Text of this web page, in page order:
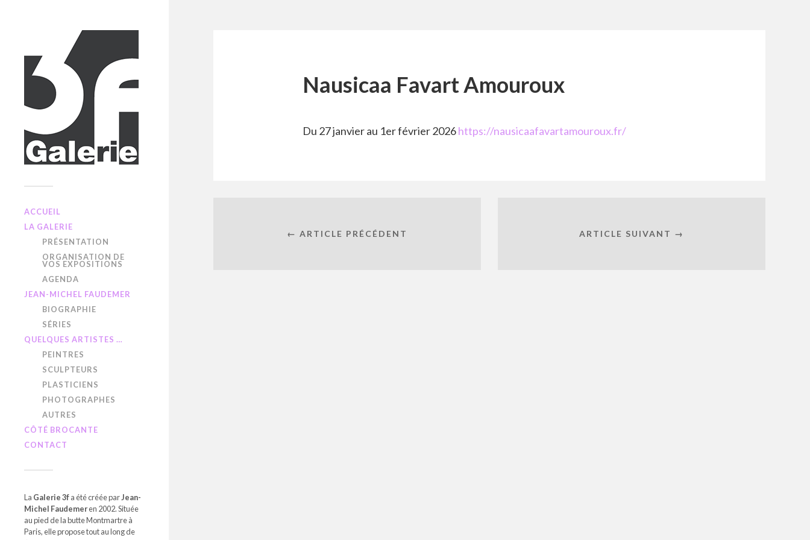
ACCUEIL
LA GALERIE
PRÉSENTATION
ORGANISATION DE
VOS EXPOSITIONS
AGENDA
JEAN-MICHEL FAUDEMER
BIOGRAPHIE
SÉRIES
QUELQUES ARTISTES …
PEINTRES
SCULPTEURS
PLASTICIENS
PHOTOGRAPHES
AUTRES
CÔTÉ BROCANTE
CONTACT
La Galerie 3fa été créée parJean-
Michel Faudemeren 2002. Située
au pied de la butte Montmartre à
Paris, elle propose tout au long de
Nausicaa Favart Amouroux
Du 27 janvier au 1er février 2026https://nausicaafavartamouroux.fr/
← ARTICLE PRÉCÉDENT ARTICLE SUIVANT →